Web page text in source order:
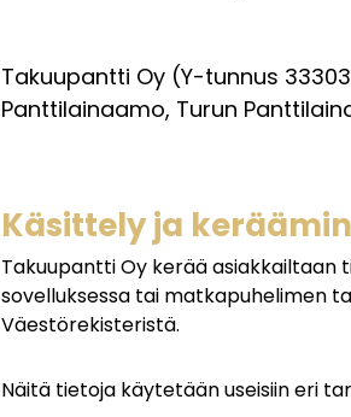
Takuupantti Oy (Y-tunnus
Panttilainaamo, Turun
Käsittely ja
Takuupantti Oy kerää asiakkailtaan
sovelluksessa tai matkapuhelimen
Väestörekisteristä.
Näitä tietoja käytetään useisiin eri